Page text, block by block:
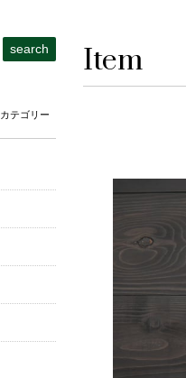
Item
search
カテゴリー